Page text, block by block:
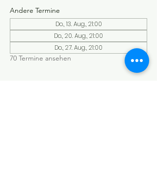
Andere Termine
Do., 13. Aug., 21:00
Do., 20. Aug., 21:00
Do., 27. Aug., 21:00
70 Termine ansehen